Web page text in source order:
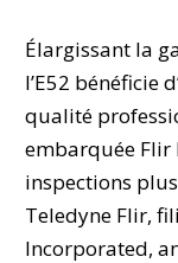
Élargissant la
l’E52 bénéficie
qualité
embarquée Flir
inspections
Teledyne Flir,
Incorporated,